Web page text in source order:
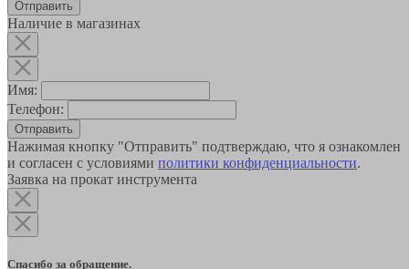
Наличие в магазинах
Имя:
Телефон:
Отправить
Нажимая кнопку "Отправить" подтверждаю, что я ознакомлен
и согласен с условиями политики конфиденциальности.
Заявка на прокат инструмента
Спасибо за обращение.